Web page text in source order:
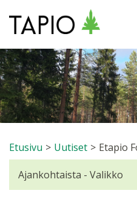
Etusivu > Uutiset >
Ajankohtaista - Valikko